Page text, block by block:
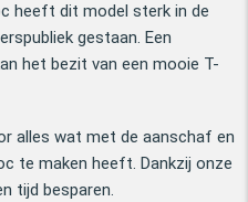
heeft dit model sterk in de
gestaan. Een
het bezit van een mooie T-
alles wat met de aanschaf en
te maken heeft. Dankzij onze
tijd besparen.